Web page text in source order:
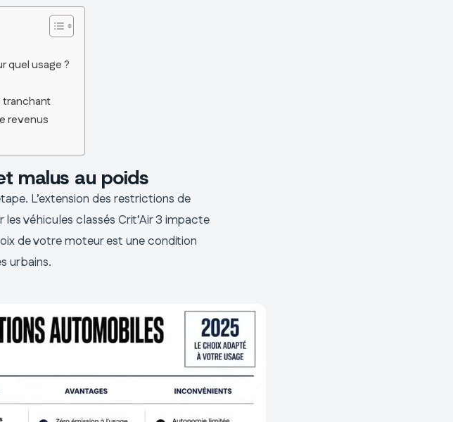
quel usage ?
tranchant
revenus
malus au poids
L’extension des restrictions de
véhicules classés Crit’Air 3 impacte
de votre moteur est une condition
urbains.